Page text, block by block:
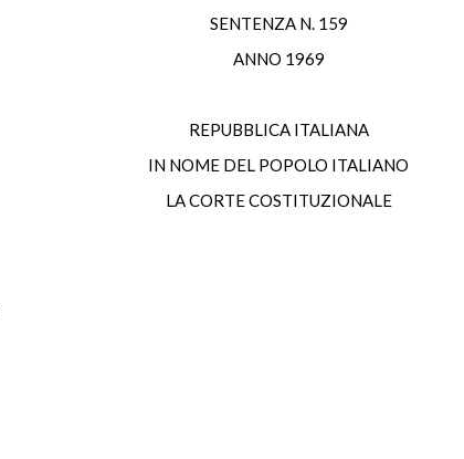
SENTENZA N. 159
ANNO 1969
REPUBBLICA ITALIANA
IN NOME DEL POPOLO ITALIANO
LA CORTE COSTITUZIONALE